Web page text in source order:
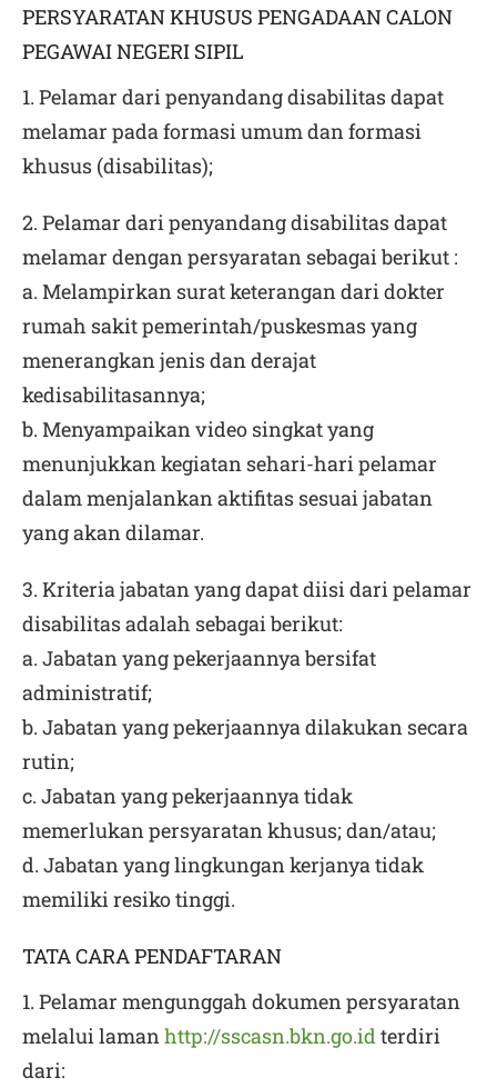
PERSYARATAN KHUSUS PENGADAAN CALON
PEGAWAI NEGERI SIPIL
1. Pelamar dari penyandang disabilitas dapat
melamar pada formasi umum dan formasi
khusus (disabilitas);
2. Pelamar dari penyandang disabilitas dapat
melamar dengan persyaratan sebagai berikut :
a. Melampirkan surat keterangan dari dokter
rumah sakit pemerintah/puskesmas yang
menerangkan jenis dan derajat
kedisabilitasannya;
b. Menyampaikan video singkat yang
menunjukkan kegiatan sehari-hari pelamar
dalam menjalankan aktifitas sesuai jabatan
yang akan dilamar.
3. Kriteria jabatan yang dapat diisi dari pelamar
disabilitas adalah sebagai berikut:
a. Jabatan yang pekerjaannya bersifat
administratif;
b. Jabatan yang pekerjaannya dilakukan secara
rutin;
c. Jabatan yang pekerjaannya tidak
memerlukan persyaratan khusus; dan/atau;
d. Jabatan yang lingkungan kerjanya tidak
memiliki resiko tinggi.
TATA CARA PENDAFTARAN
1. Pelamar mengunggah dokumen persyaratan
melalui lamanhttp://sscasn.bkn.go.idterdiri
dari: